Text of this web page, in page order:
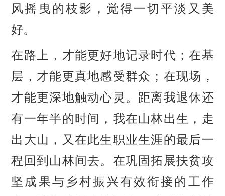
风摇曳的枝影，觉得一切平淡又美
好。
在路上，才能更好地记录时代；在基
层，才能更真地感受群众；在现场，
才能更深地触动心灵。距离我退休还
有一年半的时间，我在山林出生，走
出大山，又在此生职业生涯的最后一
程回到山林间去。在巩固拓展扶贫攻
坚成果与乡村振兴有效衔接的工作